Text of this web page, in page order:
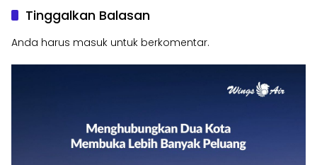
Tinggalkan Balasan
Anda harus masuk untuk berkomentar.